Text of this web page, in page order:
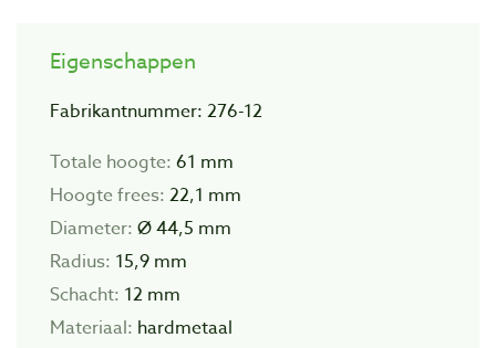
Eigenschappen
Fabrikantnummer: 276-12
Totale hoogte: 61 mm
Hoogte frees: 22,1 mm
Diameter: Ø 44,5 mm
Radius: 15,9 mm
Schacht: 12 mm
Materiaal: hardmetaal